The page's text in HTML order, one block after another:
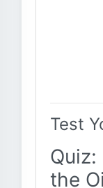
Test
Quiz:
the